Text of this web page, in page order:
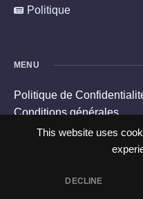
This website uses
DECLINE
Politique
MENU
Politique de
Conditions générales
Politique en matière de